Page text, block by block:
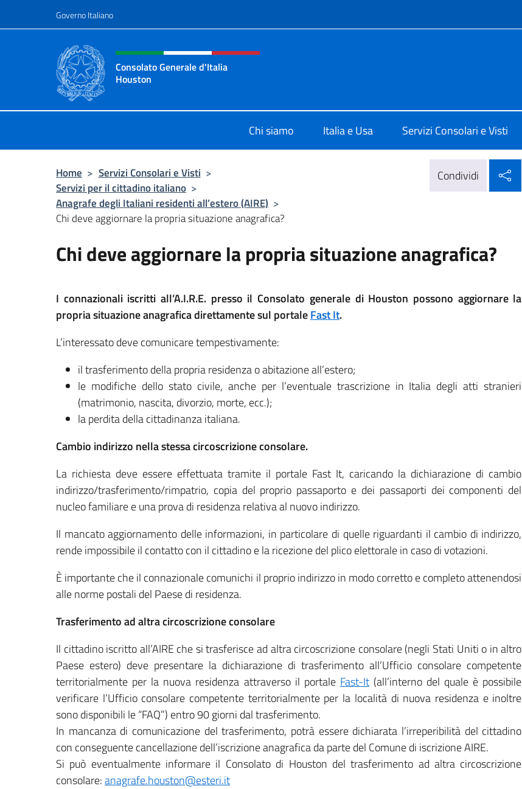
Governo Italiano
Intestazione sito, social e menù
Consolato Generale d'Italia
Houston
Chi siamo Italia e Usa Servizi Consolari e Visti
Home > Servizi Consolari e Visti >
Servizi per il cittadino italiano >
Anagrafe degli Italiani residenti all’estero (AIRE) >
Chi deve aggiornare la propria situazione anagrafica?
Condividi
Chi deve aggiornare la propria situazione anagrafica?
I connazionali iscritti all’A.I.R.E. presso il Consolato generale di Houston possono aggiornare la
propria situazione anagrafica direttamente sul portaleFast It.
L’interessato deve comunicare tempestivamente:
il trasferimento della propria residenza o abitazione all’estero;
le modifiche dello stato civile, anche per l’eventuale trascrizione in Italia degli atti stranieri
(matrimonio, nascita, divorzio, morte, ecc.);
la perdita della cittadinanza italiana.
Cambio indirizzo nella stessa circoscrizione consolare.
La richiesta deve essere effettuata tramite il portale Fast It, caricando la dichiarazione di cambio
indirizzo/trasferimento/rimpatrio, copia del proprio passaporto e dei passaporti dei componenti del
nucleo familiare e una prova di residenza relativa al nuovo indirizzo.
Il mancato aggiornamento delle informazioni, in particolare di quelle riguardanti il cambio di indirizzo,
rende impossibile il contatto con il cittadino e la ricezione del plico elettorale in caso di votazioni.
È importante che il connazionale comunichi il proprio indirizzo in modo corretto e completo attenendosi
alle norme postali del Paese di residenza.
Trasferimento ad altracircoscrizione consolare
Il cittadino iscritto all’AIRE che si trasferisce ad altra circoscrizione consolare (negli Stati Uniti o in altro
Paese estero) deve presentare la dichiarazione di trasferimento all’Ufficio consolare competente
territorialmente per la nuova residenza attraverso il portale Fast-It(all’interno del quale è possibile
verificare l’Ufficio consolare competente territorialmente per la località di nuova residenza e inoltre
sono disponibili le “FAQ”) entro 90 giorni dal trasferimento.
In mancanza di comunicazione del trasferimento, potrà essere dichiarata l’irreperibilità del cittadino
con conseguente cancellazione dell’iscrizione anagrafica da parte del Comune di iscrizione AIRE.
Si può eventualmente informare il Consolato di Houston del trasferimento ad altra circoscrizione
consolare:anagrafe.houston@esteri.it